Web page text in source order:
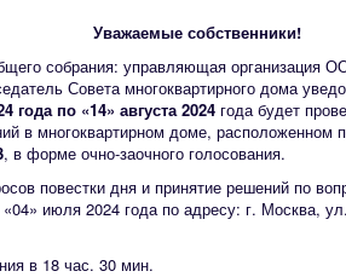
Уважаемые собственники!
собрания: управляющая
Совета многоквартирного дома
года по «14» августа 2024 года будет
в многоквартирном доме, расположенном
, в форме очно-заочного голосования.
повестки дня и принятие решений по
«04» июля 2024 года по адресу: г. Москва,
в 18 час. 30 мин.